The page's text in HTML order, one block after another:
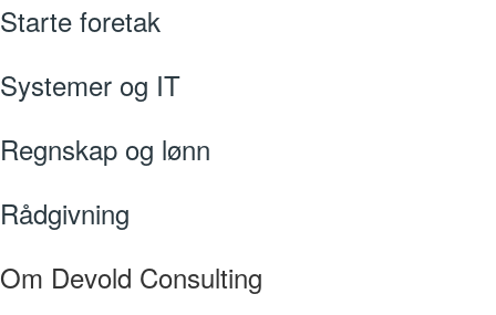
Starte foretak
Systemer og IT
Regnskap og lønn
Rådgivning
Om Devold Consulting